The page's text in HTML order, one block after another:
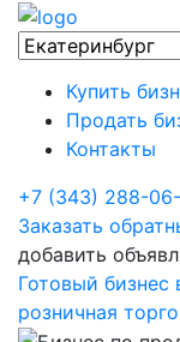
Купить
Продать
Контакты
+7 (343) 288-
Заказать
добавить
Готовый бизнес
розничная